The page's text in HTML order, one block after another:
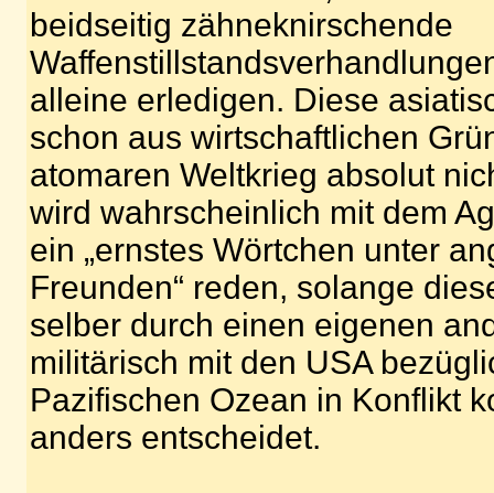
beidseitig zähneknirschende
alleine erledigen. Diese
schon aus wirtschaftlichen
atomaren Weltkrieg absolut
wird wahrscheinlich mit dem
ein „ernstes Wörtchen unter
Freunden“ reden, solange
selber durch einen eigenen
militärisch mit den USA
Pazifischen Ozean in Konflikt
anders entscheidet.